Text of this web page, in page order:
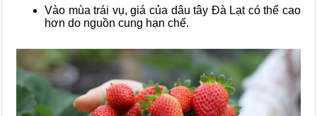
Vào mùa trái vụ, giá của dâu tây Đà Lạt có thể cao
hơn do nguồn cung hạn chế.